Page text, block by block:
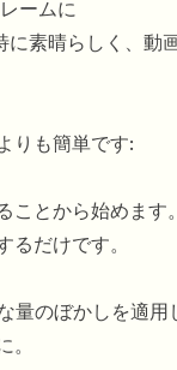
ームに
素晴らしく、動
りも簡単です:
ことから始めま
だけです。
量のぼかしを適